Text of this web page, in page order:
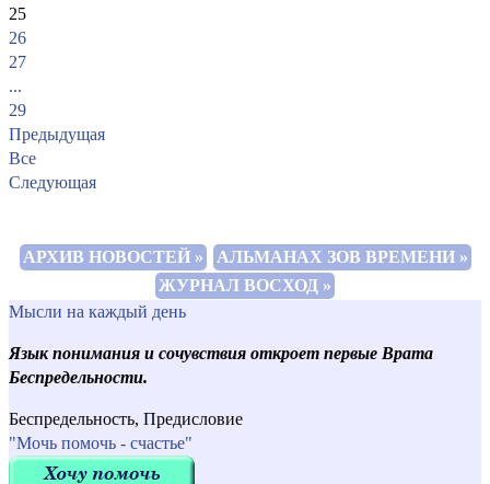
25
26
27
...
29
Предыдущая
Все
Следующая
АРХИВ НОВОСТЕЙ »
АЛЬМАНАХ ЗОВ ВРЕМЕНИ »
ЖУРНАЛ ВОСХОД »
Мысли на каждый день
Язык понимания и сочувствия откроет первые Врата
Беспредельности.
Беспредельность, Предисловие
"Мочь помочь - счастье"